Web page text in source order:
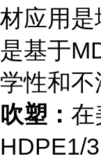
材应用
是基于
学性和不
吹塑： 在
HDPE1/